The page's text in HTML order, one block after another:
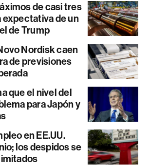
de casi tres
expectativa de un
de Trump
Nordisk caen
de previsiones
que el nivel del
para Japón y
en EE.UU.
los despidos se